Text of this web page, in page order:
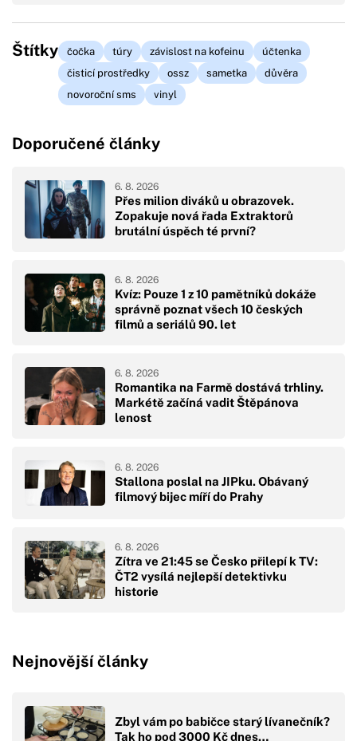
Štítky čočka túry závislost na kofeinu
účtenka
čisticí prostředky
ossz sametka
důvěra
novoroční sms
vinyl
Doporučené články
Přes milion diváků u obrazovek.
Zopakuje nová řada Extraktorů
brutální úspěch té první?
6. 8. 2026
Kvíz: Pouze 1 z 10 pamětníků dokáže
správně poznat všech 10 českých
filmů a seriálů 90. let
6. 8. 2026
Romantika na Farmě dostává trhliny.
Markétě začíná vadit Štěpánova
lenost
6. 8. 2026
Stallona poslal na JIPku. Obávaný
filmový bijec míří do Prahy
6. 8. 2026
Zítra ve 21:45 se Česko přilepí k TV:
ČT2 vysílá nejlepší detektivku
historie
6. 8. 2026
Nejnovější články
Zbyl vám po babičce starý lívanečník?
Tak ho pod 3000 Kč dnes…